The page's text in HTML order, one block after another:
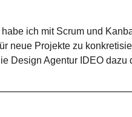
habe ich mit Scrum und
neue Projekte zu
Design Agentur IDEO